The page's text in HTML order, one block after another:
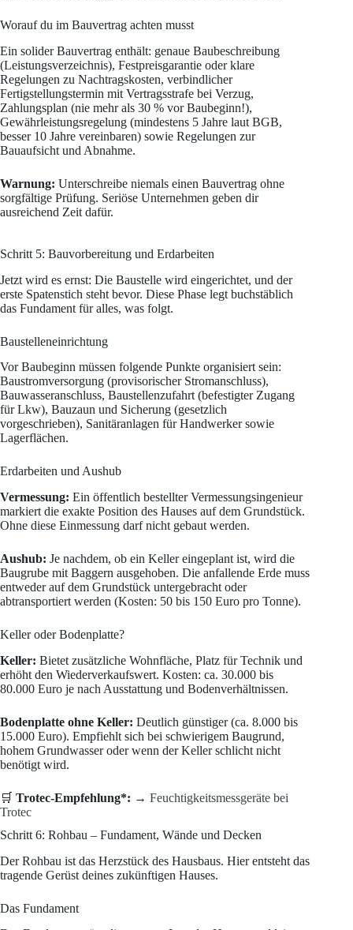
Worauf du im Bauvertrag achten musst
Ein solider Bauvertrag enthält: genaue Baubeschreibung
(Leistungsverzeichnis), Festpreisgarantie oder klare
Regelungen zu Nachtragskosten, verbindlicher
Fertigstellungstermin mit Vertragsstrafe bei Verzug,
Zahlungsplan (nie mehr als 30 % vor Baubeginn!),
Gewährleistungsregelung (mindestens 5 Jahre laut BGB,
besser 10 Jahre vereinbaren) sowie Regelungen zur
Bauaufsicht und Abnahme.
Warnung: Unterschreibe niemals einen Bauvertrag ohne
sorgfältige Prüfung. Seriöse Unternehmen geben dir
ausreichend Zeit dafür.
Schritt 5: Bauvorbereitung und Erdarbeiten
Jetzt wird es ernst: Die Baustelle wird eingerichtet, und der
erste Spatenstich steht bevor. Diese Phase legt buchstäblich
das Fundament für alles, was folgt.
Baustelleneinrichtung
Vor Baubeginn müssen folgende Punkte organisiert sein:
Baustromversorgung (provisorischer Stromanschluss),
Bauwasseranschluss, Baustellenzufahrt (befestigter Zugang
für Lkw), Bauzaun und Sicherung (gesetzlich
vorgeschrieben), Sanitäranlagen für Handwerker sowie
Lagerflächen.
Erdarbeiten und Aushub
Vermessung: Ein öffentlich bestellter Vermessungsingenieur
markiert die exakte Position des Hauses auf dem Grundstück.
Ohne diese Einmessung darf nicht gebaut werden.
Aushub: Je nachdem, ob ein Keller eingeplant ist, wird die
Baugrube mit Baggern ausgehoben. Die anfallende Erde muss
entweder auf dem Grundstück untergebracht oder
abtransportiert werden (Kosten: 50 bis 150 Euro pro Tonne).
Keller oder Bodenplatte?
Keller: Bietet zusätzliche Wohnfläche, Platz für Technik und
erhöht den Wiederverkaufswert. Kosten: ca. 30.000 bis
80.000 Euro je nach Ausstattung und Bodenverhältnissen.
Bodenplatte ohne Keller: Deutlich günstiger (ca. 8.000 bis
15.000 Euro). Empfiehlt sich bei schwierigem Baugrund,
hohem Grundwasser oder wenn der Keller schlicht nicht
benötigt wird.
🛒 Trotec-Empfehlung*: → Feuchtigkeitsmessgeräte bei
Trotec
Schritt 6: Rohbau – Fundament, Wände und Decken
Der Rohbau ist das Herzstück des Hausbaus. Hier entsteht das
tragende Gerüst deines zukünftigen Hauses.
Das Fundament